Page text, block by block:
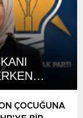
ÇOCUĞUNA